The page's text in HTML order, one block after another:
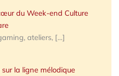
du Week-end Culture
ateliers, […]
la ligne mélodique